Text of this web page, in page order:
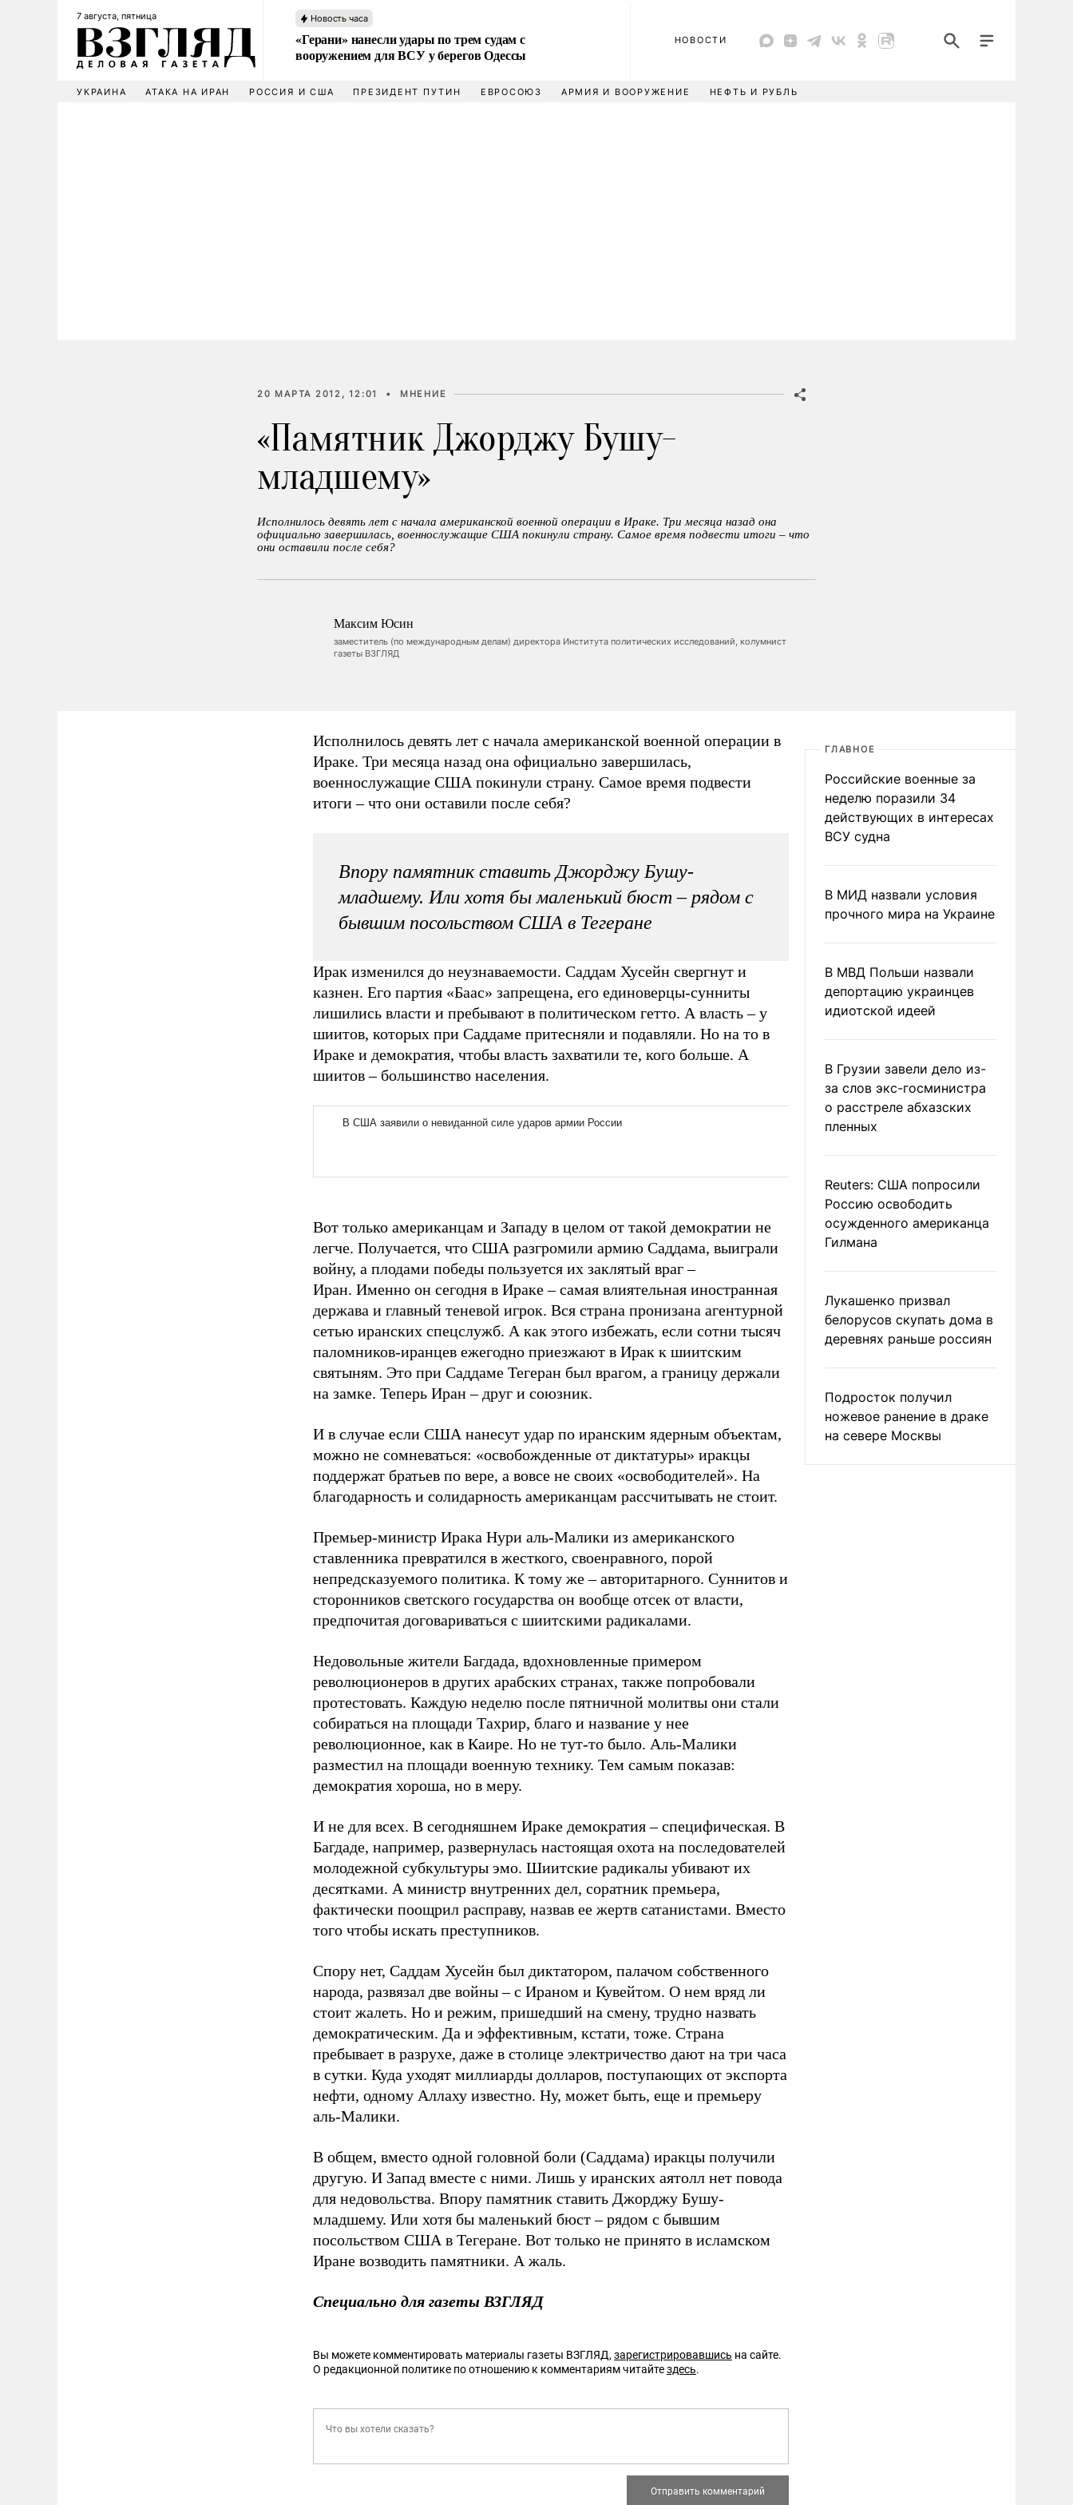
7 августа, пятница Новость часа
«Герани» нанесли удары по трем судам с
вооружением для ВСУ у берегов Одессы
НОВОСТИ
УКРАИНА АТАКА НА ИРАН РОССИЯ И США ПРЕЗИДЕНТ ПУТИН ЕВРОСОЮЗ АРМИЯ И ВООРУЖЕНИЕ НЕФТЬ И РУБЛЬ
20 МАРТА 2012, 12:01 • МНЕНИЕ
«Памятник Джорджу Бушу-
младшему»
Исполнилось девять лет с начала американской военной операции в Ираке. Три месяца назад она
официально завершилась, военнослужащие США покинули страну. Самое время подвести итоги – что
они оставили после себя?
Максим Юсин
заместитель (по международным делам) директора Института политических исследований, колумнист
газеты ВЗГЛЯД
Исполнилось девять лет с начала американской военной операции в
Ираке. Три месяца назад она официально завершилась,
военнослужащие США покинули страну. Самое время подвести
итоги – что они оставили после себя?
Впору памятник ставить Джорджу Бушу-
младшему. Или хотя бы маленький бюст – рядом с
бывшим посольством США в Тегеране
Ирак изменился до неузнаваемости. Саддам Хусейн свергнут и
казнен. Его партия «Баас» запрещена, его единоверцы-сунниты
лишились власти и пребывают в политическом гетто. А власть – у
шиитов, которых при Саддаме притесняли и подавляли. Но на то в
Ираке и демократия, чтобы власть захватили те, кого больше. А
шиитов – большинство населения.
Вот только американцам и Западу в целом от такой демократии не
легче. Получается, что США разгромили армию Саддама, выиграли
войну, а плодами победы пользуется их заклятый враг –
Иран. Именно он сегодня в Ираке – самая влиятельная иностранная
держава и главный теневой игрок. Вся страна пронизана агентурной
сетью иранских спецслужб. А как этого избежать, если сотни тысяч
паломников-иранцев ежегодно приезжают в Ирак к шиитским
святыням. Это при Саддаме Тегеран был врагом, а границу держали
на замке. Теперь Иран – друг и союзник.
И в случае если США нанесут удар по иранским ядерным объектам,
можно не сомневаться: «освобожденные от диктатуры» иракцы
поддержат братьев по вере, а вовсе не своих «освободителей». На
благодарность и солидарность американцам рассчитывать не стоит.
Премьер-министр Ирака Нури аль-Малики из американского
ставленника превратился в жесткого, своенравного, порой
непредсказуемого политика. К тому же – авторитарного. Суннитов и
сторонников светского государства он вообще отсек от власти,
предпочитая договариваться с шиитскими радикалами.
Недовольные жители Багдада, вдохновленные примером
революционеров в других арабских странах, также попробовали
протестовать. Каждую неделю после пятничной молитвы они стали
собираться на площади Тахрир, благо и название у нее
революционное, как в Каире. Но не тут-то было. Аль-Малики
разместил на площади военную технику. Тем самым показав:
демократия хороша, но в меру.
И не для всех. В сегодняшнем Ираке демократия – специфическая. В
Багдаде, например, развернулась настоящая охота на последователей
молодежной субкультуры эмо. Шиитские радикалы убивают их
десятками. А министр внутренних дел, соратник премьера,
фактически поощрил расправу, назвав ее жертв сатанистами. Вместо
того чтобы искать преступников.
Спору нет, Саддам Хусейн был диктатором, палачом собственного
народа, развязал две войны – с Ираном и Кувейтом. О нем вряд ли
стоит жалеть. Но и режим, пришедший на смену, трудно назвать
демократическим. Да и эффективным, кстати, тоже. Страна
пребывает в разрухе, даже в столице электричество дают на три часа
в сутки. Куда уходят миллиарды долларов, поступающих от экспорта
нефти, одному Аллаху известно. Ну, может быть, еще и премьеру
аль-Малики.
В общем, вместо одной головной боли (Саддама) иракцы получили
другую. И Запад вместе с ними. Лишь у иранских аятолл нет повода
для недовольства. Впору памятник ставить Джорджу Бушу-
младшему. Или хотя бы маленький бюст – рядом с бывшим
посольством США в Тегеране. Вот только не принято в исламском
Иране возводить памятники. А жаль.
Специально для газеты ВЗГЛЯД
Вы можете комментировать материалы газеты ВЗГЛЯД, зарегистрировавшись на сайте.
О редакционной политике по отношению к комментариям читайтездесь.
ГЛАВНОЕ
Российские военные за
неделю поразили 34
действующих в интересах
ВСУ судна
В МИД назвали условия
прочного мира на Украине
В МВД Польши назвали
депортацию украинцев
идиотской идеей
В Грузии завели дело из-
за слов экс-госминистра
о расстреле абхазских
пленных
Reuters: США попросили
Россию освободить
осужденного американца
Гилмана
Лукашенко призвал
белорусов скупать дома в
деревнях раньше россиян
Подросток получил
ножевое ранение в драке
на севере Москвы